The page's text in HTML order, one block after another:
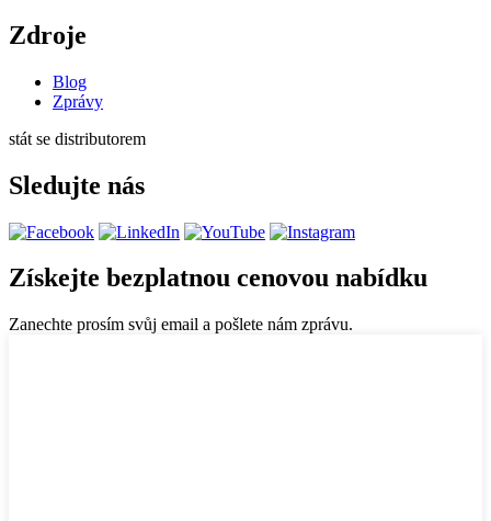
Zdroje
Blog
Zprávy
stát se distributorem
Sledujte nás
Získejte bezplatnou cenovou nabídku
Zanechte prosím svůj email a pošlete nám zprávu.